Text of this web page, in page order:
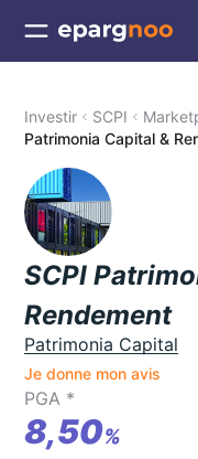
Investir SCPI
Patrimonia Capital &
SCPI
Rendement
Patrimonia Capital
Je donne mon avis
PGA *
8,50%